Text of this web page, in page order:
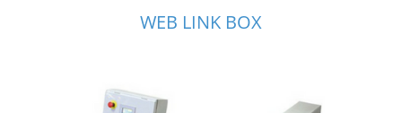
WEB LINK BOX